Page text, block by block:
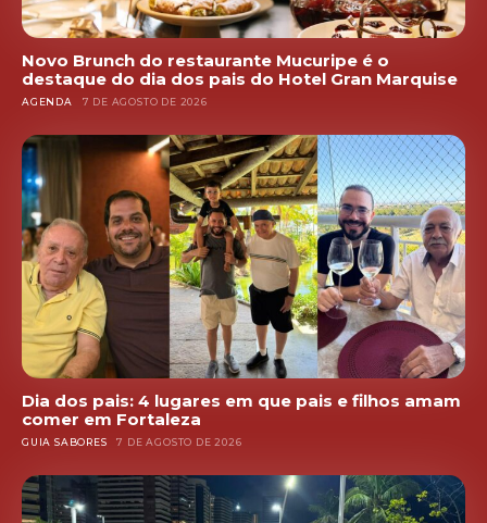
Novo Brunch do restaurante Mucuripe é o
destaque do dia dos pais do Hotel Gran Marquise
AGENDA 7 DE AGOSTO DE 2026
Dia dos pais: 4 lugares em que pais e filhos amam
comer em Fortaleza
GUIA SABORES 7 DE AGOSTO DE 2026